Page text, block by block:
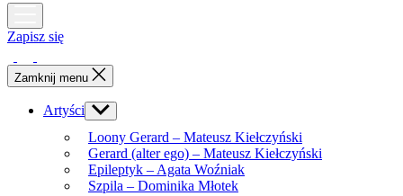
Zapisz się
Zamknij menu
Artyści Show
sub
menu
Loony Gerard – Mateusz Kiełczyński
Gerard (alter ego) – Mateusz Kiełczyński
Epileptyk – Agata Woźniak
Szpila – Dominika Młotek